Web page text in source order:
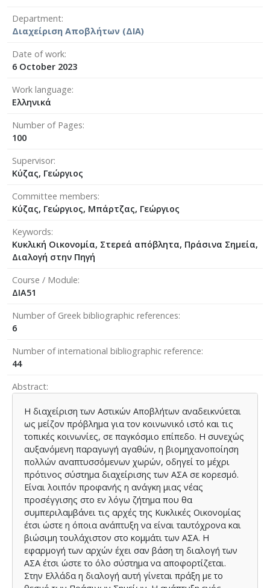
Department
Διαχείριση Αποβλήτων (ΔΙΑ)
Date of work
6 October 2023
Work language
Ελληνικά
Number of Pages
100
Supervisor
Κύζας, Γεώργιος
Committee members
Κύζας, Γεώργιος, Μπάρτζας, Γεώργιος
Keywords
Κυκλική Οικονομία, Στερεά απόβλητα, Πράσινα Σημεία,
Διαλογή στην Πηγή
Course / Module
ΔΙΑ51
Number of Greek bibliographic references
6
Number of international bibliographic reference
44
Abstract
Η διαχείριση των Αστικών Αποβλήτων αναδεικνύεται
ως μείζον πρόβλημα για τον κοινωνικό ιστό και τις
τοπικές κοινωνίες, σε παγκόσμιο επίπεδο. Η συνεχώς
αυξανόμενη παραγωγή αγαθών, η βιομηχανοποίηση
πολλών αναπτυσσόμενων χωρών, οδηγεί το μέχρι
πρότινος σύστημα διαχείρισης των ΑΣΑ σε κορεσμό.
Είναι λοιπόν προφανής η ανάγκη μιας νέας
προσέγγισης στο εν λόγω ζήτημα που θα
συμπεριλαμβάνει τις αρχές της Κυκλικές Οικονομίας
έτσι ώστε η όποια ανάπτυξη να είναι ταυτόχρονα και
βιώσιμη τουλάχιστον στο κομμάτι των ΑΣΑ. Η
εφαρμογή των αρχών έχει σαν βάση τη διαλογή των
ΑΣΑ έτσι ώστε το όλο σύστημα να αποφορτίζεται.
Στην Ελλάδα η διαλογή αυτή γίνεται πράξη με το